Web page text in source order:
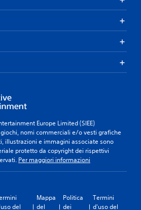
Europe Limited (SIEE)
nomi commerciali e/o vesti grafiche
illustrazioni e immagini associate sono
protetto da copyright dei rispettivi
Per maggiori informazioni
del
Mappa
del
Politica
dei
Termini
d'uso del